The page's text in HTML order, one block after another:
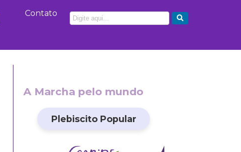
Contato
A Marcha pelo mundo
Plebiscito Popular